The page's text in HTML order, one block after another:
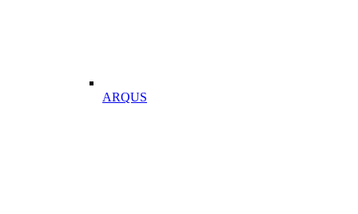
ARQUS